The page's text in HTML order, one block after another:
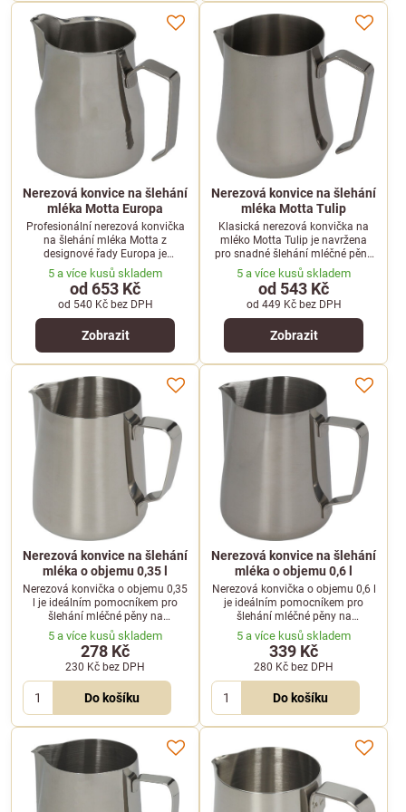
Nerezová konvice na šlehání
mléka Motta Europa
Profesionální nerezová konvička
na šlehání mléka Motta z
designové řady Europa je
ideálním pomocníkem pro
přípravu dokonalé mléčné pěny a
latte art.
5 a více kusů skladem
od 653 Kč
od 540 Kč bez DPH
Zobrazit
Nerezová konvice na šlehání
mléka Motta Tulip
Klasická nerezová konvička na
mléko Motta Tulip je navržena
pro snadné šlehání mléčné pěny
a precizní latte art v kavárnách i
domácnostech.
5 a více kusů skladem
od 543 Kč
od 449 Kč bez DPH
Zobrazit
Nerezová konvice na šlehání
mléka o objemu 0,35 l
Nerezová konvička o objemu 0,35
l je ideálním pomocníkem pro
šlehání mléčné pěny na
cappuccino nebo latte art. Díky
kvalitnímu materiálu a tvaru
hubičky usnadňuje práci
každému baristovi.
5 a více kusů skladem
278 Kč
230 Kč bez DPH
Do košíku
Nerezová konvice na šlehání
mléka o objemu 0,6 l
Nerezová konvička o objemu 0,6 l
je ideálním pomocníkem pro
šlehání mléčné pěny na
cappuccino nebo latte art. Díky
kvalitnímu materiálu a tvaru
hubičky usnadňuje práci
každému baristovi.
5 a více kusů skladem
339 Kč
280 Kč bez DPH
Do košíku